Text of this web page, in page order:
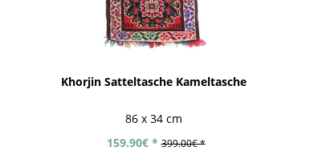
Khorjin Satteltasche Kameltasche
86 x 34 cm
159.90€ * 399.00€ *